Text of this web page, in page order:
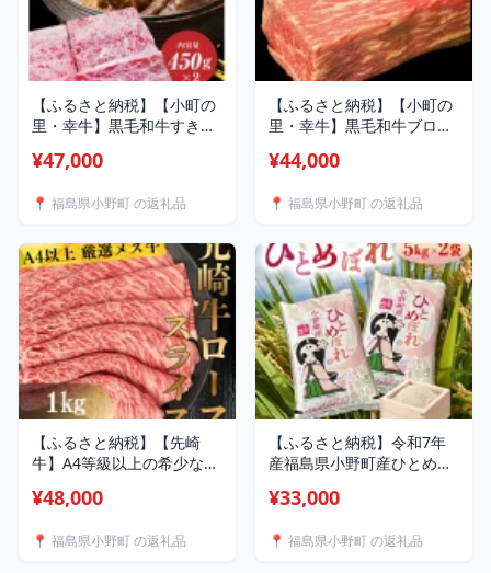
【ふるさと納税】【小町の
里・幸牛】黒毛和牛すき焼
900g【配送不可地域：離
¥47,000
📍 福島県小野町 の返礼品
【ふるさと納税】【小町の
里・幸牛】黒毛和牛ブロッ
1.1kg【配送不可地域：離
¥44,000
📍 福島県小野町 の返礼品
【ふるさと納税】【先崎
牛】A4等級以上の希少な厳
1kg (500g×2パック)_ 黒毛
美味しい すき焼き 焼肉 高
¥48,000
📍 福島県小野町 の返礼品
【ふるさと納税】令和7年
産福島県小野町産ひとめぼ
ひとめぼれ 精米 福島県 小
10kg 【1629174】
¥33,000
📍 福島県小野町 の返礼品